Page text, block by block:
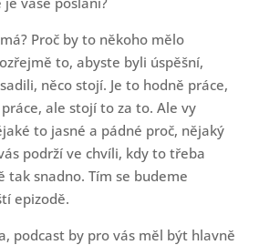
Proč by to někoho mělo
to, abyste byli úspěšní,
něco stojí. Je to hodně práce,
ale stojí to za to. Ale vy
to jasné a pádné proč, nějaký
podrží ve chvíli, kdy to třeba
tak snadno. Tím se budeme
epizodě.
podcast by pro vás měl být hlavně